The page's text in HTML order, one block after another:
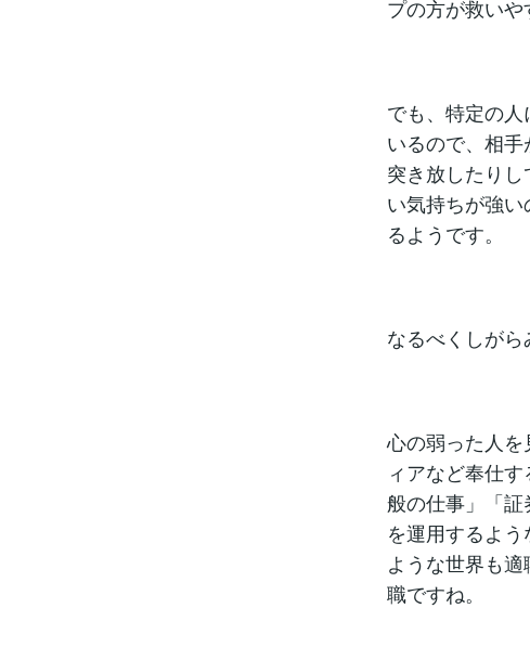
プの方が救いや
でも、特定の
いるので、相
突き放したり
い気持ちが強
るようです。
なるべくしがら
心の弱った人
ィアなど奉仕
般の仕事」「
を運用するよ
ような世界も
職ですね。